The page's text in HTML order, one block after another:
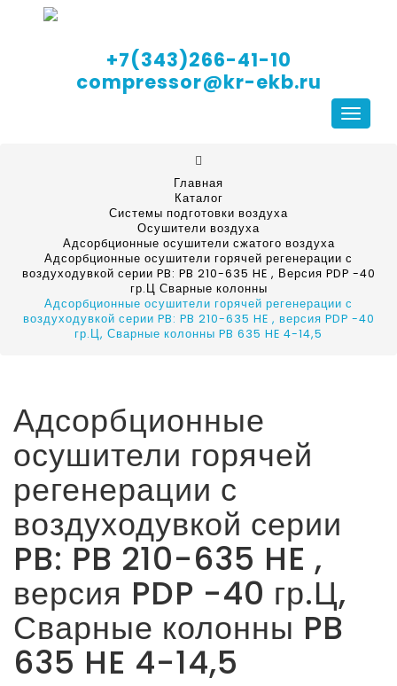
+7(343)266-41-10
compressor@kr-ekb.ru
Главная
Каталог
Системы подготовки воздуха
Осушители воздуха
Адсорбционные осушители сжатого воздуха
Адсорбционные осушители горячей регенерации с
воздуходувкой серии PB: PB 210-635 HE , Версия PDP -40
гр.Ц Сварные колонны
Адсорбционные осушители горячей регенерации с
воздуходувкой серии PB: PB 210-635 HE , версия PDP -40
гр.Ц, Сварные колонны PB 635 HE 4-14,5
Адсорбционные
осушители горячей
регенерации с
воздуходувкой серии
PB: PB 210-635 HE ,
версия PDP -40 гр.Ц,
Сварные колонны PB
635 HE 4-14,5